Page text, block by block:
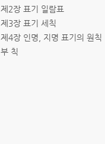
제2장 표기 일람표
제3장 표기 세칙
제4장 인명, 지명 표기의 원칙
부 칙